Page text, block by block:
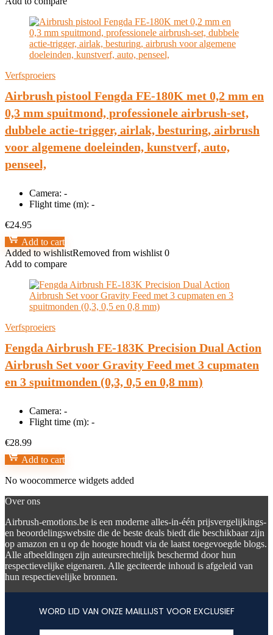
Verfsproeiers
Airbrush pistool Fengda FE-180K met 0,2 mm en
0,3 mm spuitmond, professionele airbrush-set,
dubbele actie-trigger, airlak, besturing, airbrush
voor algemene doeleinden, kunstverf, auto,
penseel,
Camera: -
Flight time (m): -
€24.95
Add to cart
Added to wishlistRemoved from wishlist 0
Add to compare
Verfsproeiers
Fengda Airbrush FE-183K Precision Dual Action
Airbrush Set voor Gravity Feed met 3 cupmaten
en 3 spuitmonden (0,3, 0,5 en 0,8 mm)
Camera: -
Flight time (m): -
€28.99
Add to cart
No woocommerce widgets added
Over ons
Airbrush-emotions.be is een moderne alles-in-één prijsvergelijkings-
en beoordelingswebsite die de beste deals biedt die beschikbaar zijn
op amazon en u op de hoogte houdt via de laatst toegevoegde blogs.
Alle afbeeldingen zijn auteursrechtelijk beschermd door hun
respectievelijke eigenaren. Alle geciteerde inhoud is afgeleid van
hun respectievelijke bronnen.
WORD LID VAN ONZE MAILLIJST VOOR EXCLUSIEF